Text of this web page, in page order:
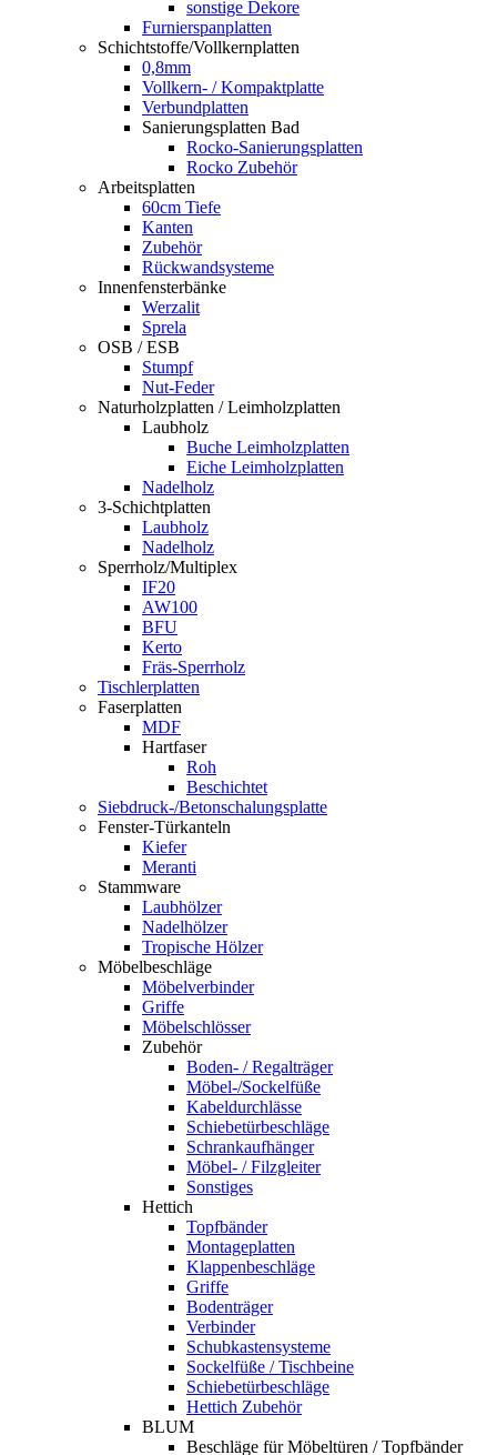
sonstige Dekore
Furnierspanplatten
Schichtstoffe/Vollkernplatten
0,8mm
Vollkern- / Kompaktplatte
Verbundplatten
Sanierungsplatten Bad
Rocko-Sanierungsplatten
Rocko Zubehör
Arbeitsplatten
60cm Tiefe
Kanten
Zubehör
Rückwandsysteme
Innenfensterbänke
Werzalit
Sprela
OSB / ESB
Stumpf
Nut-Feder
Naturholzplatten / Leimholzplatten
Laubholz
Buche Leimholzplatten
Eiche Leimholzplatten
Nadelholz
3-Schichtplatten
Laubholz
Nadelholz
Sperrholz/Multiplex
IF20
AW100
BFU
Kerto
Fräs-Sperrholz
Tischlerplatten
Faserplatten
MDF
Hartfaser
Roh
Beschichtet
Siebdruck-/Betonschalungsplatte
Fenster-Türkanteln
Kiefer
Meranti
Stammware
Laubhölzer
Nadelhölzer
Tropische Hölzer
Möbelbeschläge
Möbelverbinder
Griffe
Möbelschlösser
Zubehör
Boden- / Regalträger
Möbel-/Sockelfüße
Kabeldurchlässe
Schiebetürbeschläge
Schrankaufhänger
Möbel- / Filzgleiter
Sonstiges
Hettich
Topfbänder
Montageplatten
Klappenbeschläge
Griffe
Bodenträger
Verbinder
Schubkastensysteme
Sockelfüße / Tischbeine
Schiebetürbeschläge
Hettich Zubehör
BLUM
Beschläge für Möbeltüren / Topfbänder